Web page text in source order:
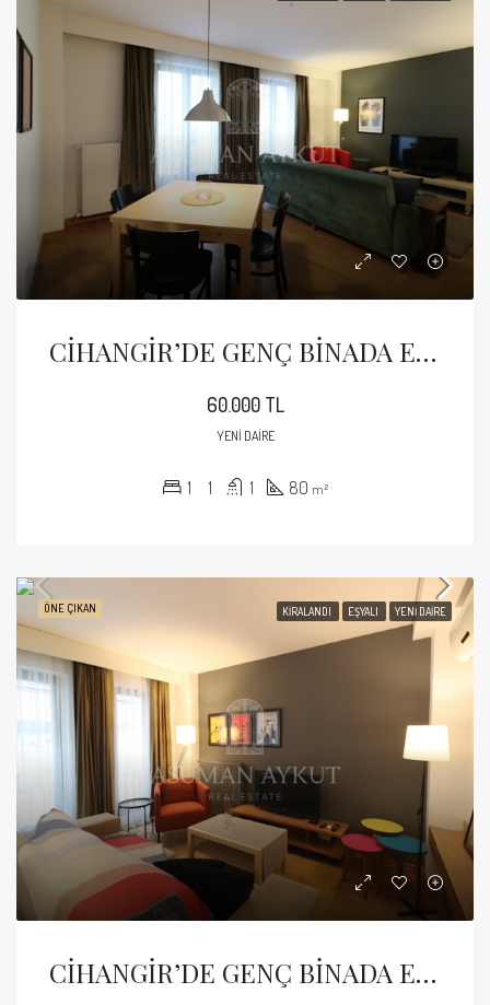
CİHANGİR’DE GENÇ BİNADA EŞYALI KİRALIK 1+1 DAİRE
60.000 TL
YENI DAIRE
1 1 1 80 m²
ÖNE ÇIKAN KIRALANDI EŞYALI YENI DAIRE
CİHANGİR’DE GENÇ BİNADA EŞYALI KİRALIK 1+1 DAİRE